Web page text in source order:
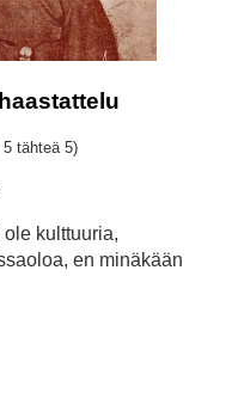
5 tähteä 5)
kulttuuria,
en minäkään